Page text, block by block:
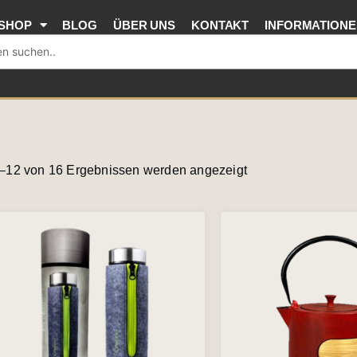
BLOG ÜBER UNS KONTAKT
von 16 Ergebnissen werden angezeigtAktualität